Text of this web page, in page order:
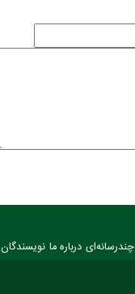
چندرسانه‌ای درباره ما نویسندگان